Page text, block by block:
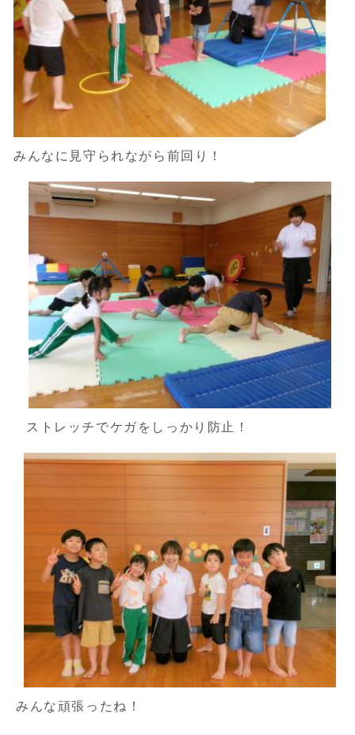
みんなに見守られながら前回り！
ストレッチでケガをしっかり防止！
みんな頑張ったね！